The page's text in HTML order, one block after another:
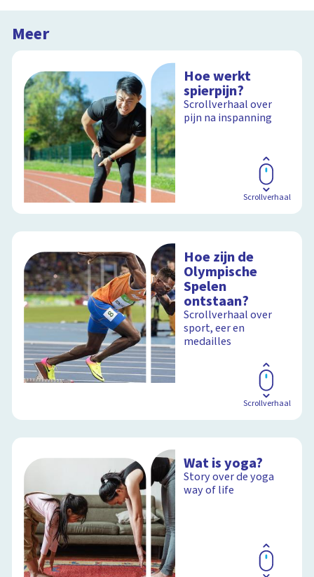
Meer
Hoe werkt
spierpijn?
Scrollverhaal over
pijn na inspanning
Scrollverhaal
Hoe zijn de
Olympische
Spelen
ontstaan?
Scrollverhaal over
sport, eer en
medailles
Scrollverhaal
Wat is yoga?
Story over de yoga
way of life